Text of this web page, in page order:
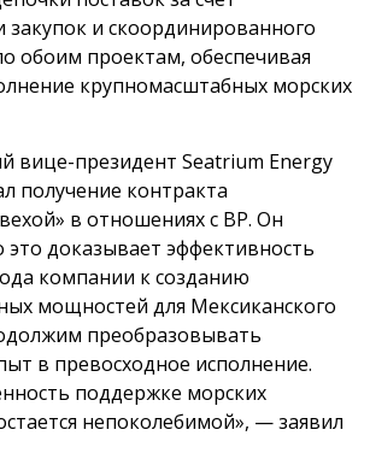
закупок и скоординированного
обоим проектам, обеспечивая
крупномасштабных морских
вице-президент Seatrium Energy
получение контракта
в отношениях с BP. Он
это доказывает эффективность
компании к созданию
мощностей для Мексиканского
преобразовывать
в превосходное исполнение.
поддержке морских
непоколебимой», — заявил